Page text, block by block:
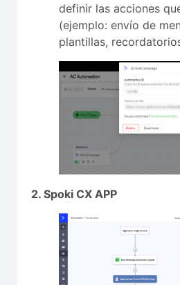
definir las acciones
(ejemplo: envío de
plantillas,
2. Spoki CX APP